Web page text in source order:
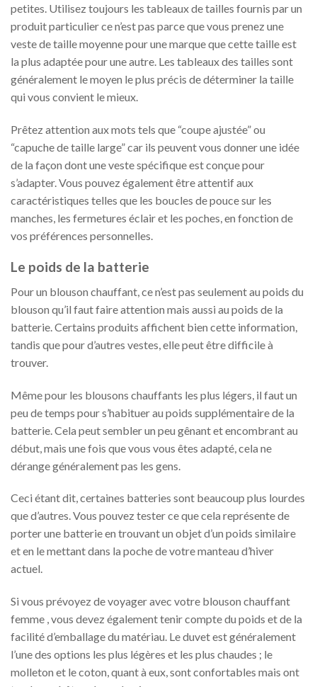
petites. Utilisez toujours les tableaux de tailles fournis par un
produit particulier ce n’est pas parce que vous prenez une
veste de taille moyenne pour une marque que cette taille est
la plus adaptée pour une autre. Les tableaux des tailles sont
généralement le moyen le plus précis de déterminer la taille
qui vous convient le mieux.
Prêtez attention aux mots tels que “coupe ajustée” ou
“capuche de taille large” car ils peuvent vous donner une idée
de la façon dont une veste spécifique est conçue pour
s’adapter. Vous pouvez également être attentif aux
caractéristiques telles que les boucles de pouce sur les
manches, les fermetures éclair et les poches, en fonction de
vos préférences personnelles.
Le poids de la batterie
Pour un blouson chauffant, ce n’est pas seulement au poids du
blouson qu’il faut faire attention mais aussi au poids de la
batterie. Certains produits affichent bien cette information,
tandis que pour d’autres vestes, elle peut être difficile à
trouver.
Même pour les blousons chauffants les plus légers, il faut un
peu de temps pour s’habituer au poids supplémentaire de la
batterie. Cela peut sembler un peu gênant et encombrant au
début, mais une fois que vous vous êtes adapté, cela ne
dérange généralement pas les gens.
Ceci étant dit, certaines batteries sont beaucoup plus lourdes
que d’autres. Vous pouvez tester ce que cela représente de
porter une batterie en trouvant un objet d’un poids similaire
et en le mettant dans la poche de votre manteau d’hiver
actuel.
Si vous prévoyez de voyager avec votre blouson chauffant
femme , vous devez également tenir compte du poids et de la
facilité d’emballage du matériau. Le duvet est généralement
l’une des options les plus légères et les plus chaudes ; le
molleton et le coton, quant à eux, sont confortables mais ont